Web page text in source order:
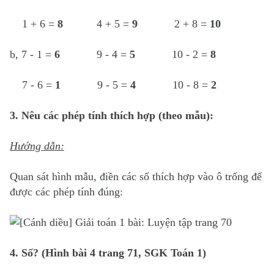
1 + 6 = 8 4 + 5 = 9 2 + 8 = 10
b, 7 - 1 = 6 9 - 4 = 5 10 - 2 = 8
7 - 6 = 1 9 - 5 = 4 10 - 8 = 2
3. Nêu các phép tính thích hợp (theo mẫu):
Hướng dẫn:
Quan sát hình mẫu, điền các số thích hợp vào ô trống để
được các phép tính đúng:
4. Số? (Hình bài 4 trang 71, SGK Toán 1)